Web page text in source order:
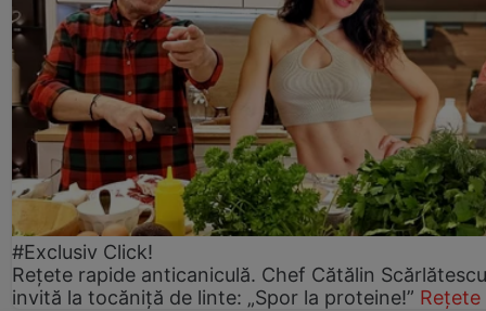
#Exclusiv Click!
Rețete rapide anticaniculă. Chef Cătălin
invită la tocăniță de linte: „Spor la proteine!” Rețete